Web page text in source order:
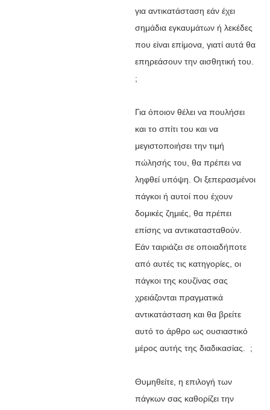
για αντικατάσταση εάν έχει
σημάδια εγκαυμάτων ή λεκέδες
που είναι επίμονα, γιατί αυτά θα
επηρεάσουν την αισθητική του.
;
Για όποιον θέλει να πουλήσει
και το σπίτι του και να
μεγιστοποιήσει την τιμή
πώλησής του, θα πρέπει να
ληφθεί υπόψη. Οι ξεπερασμένοι
πάγκοι ή αυτοί που έχουν
δομικές ζημιές, θα πρέπει
επίσης να αντικατασταθούν.
Εάν ταιριάζει σε οποιαδήποτε
από αυτές τις κατηγορίες, οι
πάγκοι της κουζίνας σας
χρειάζονται πραγματικά
αντικατάσταση και θα βρείτε
αυτό το άρθρο ως ουσιαστικό
μέρος αυτής της διαδικασίας. ;
Θυμηθείτε, η επιλογή των
πάγκων σας καθορίζει την